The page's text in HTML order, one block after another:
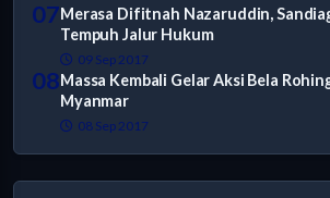
07Merasa Difitnah Nazaruddin,
Tempuh Jalur Hukum
09 Sep 2017
08Massa Kembali Gelar Aksi Bela
Myanmar
08 Sep 2017